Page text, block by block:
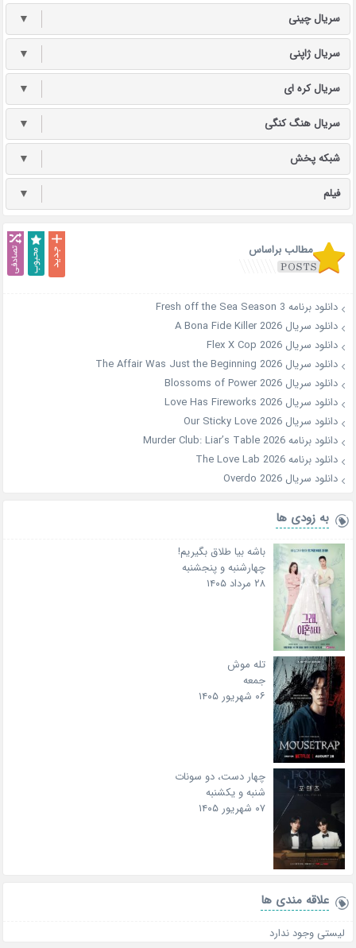
سریال چینی ▼
سریال ژاپنی ▼
سریال کره ای ▼
سریال هنگ کنگی ▼
شبکه پخش ▼
فیلم ▼
مطالب براساس
دانلود برنامه Fresh off the Sea Season 3
دانلود سریال A Bona Fide Killer 2026
دانلود سریال Flex X Cop 2026
دانلود سریال The Affair Was Just the Beginning 2026
دانلود سریال Blossoms of Power 2026
دانلود سریال Love Has Fireworks 2026
دانلود سریال Our Sticky Love 2026
دانلود برنامه Murder Club: Liar’s Table 2026
دانلود برنامه The Love Lab 2026
دانلود سریال Overdo 2026
به زودی ها
باشه بیا طلاق بگیریم!
چهارشنبه و پنجشنبه
۲۸ مرداد ۱۴۰۵
تله موش
جمعه
۰۶ شهریور ۱۴۰۵
چهار دست، دو سونات
شنبه و یکشنبه
۰۷ شهریور ۱۴۰۵
علاقه‌ مندی ها
لیستی وجود ندارد